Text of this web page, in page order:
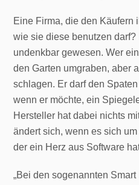
Eine Firma, die den Käufern
wie sie diese benutzen
undenkbar gewesen. Wer
den Garten umgraben, aber
schlagen. Er darf den
wenn er möchte, ein
Hersteller hat dabei nichts
ändert sich, wenn es sich
der ein Herz aus Software
„Bei den sogenannten